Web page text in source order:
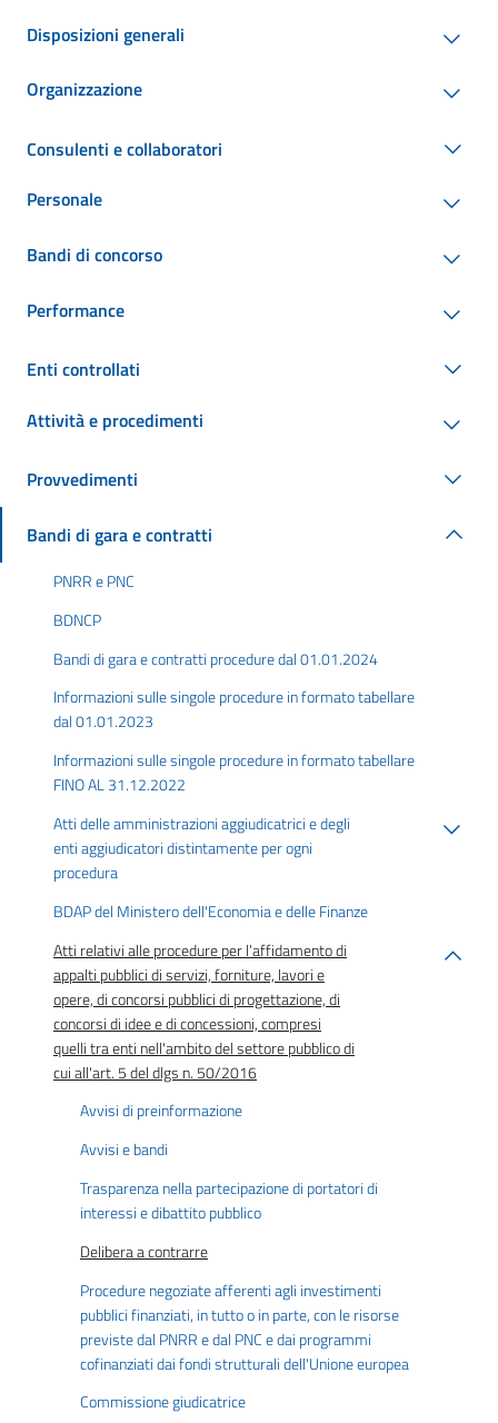
Disposizioni generali
Organizzazione
Consulenti e collaboratori
Personale
Bandi di concorso
Performance
Enti controllati
Attività e procedimenti
Provvedimenti
Bandi di gara e contratti
PNRR e PNC
BDNCP
Bandi di gara e contratti procedure dal 01.01.2024
Informazioni sulle singole procedure in formato tabellare
dal 01.01.2023
Informazioni sulle singole procedure in formato tabellare
FINO AL 31.12.2022
Atti delle amministrazioni aggiudicatrici e degli
enti aggiudicatori distintamente per ogni
procedura
BDAP del Ministero dell'Economia e delle Finanze
Atti relativi alle procedure per l’affidamento di
appalti pubblici di servizi, forniture, lavori e
opere, di concorsi pubblici di progettazione, di
concorsi di idee e di concessioni, compresi
quelli tra enti nell'ambito del settore pubblico di
cui all'art. 5 del dlgs n. 50/2016
Avvisi di preinformazione
Avvisi e bandi
Trasparenza nella partecipazione di portatori di
interessi e dibattito pubblico
Delibera a contrarre
Procedure negoziate afferenti agli investimenti
pubblici finanziati, in tutto o in parte, con le risorse
previste dal PNRR e dal PNC e dai programmi
cofinanziati dai fondi strutturali dell'Unione europea
Commissione giudicatrice